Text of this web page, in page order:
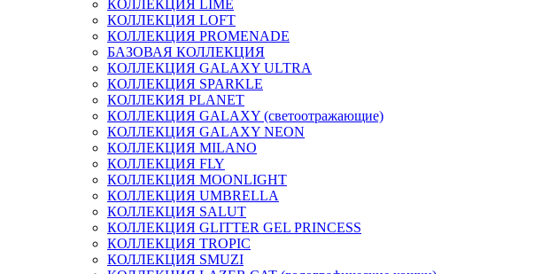
КОЛЛЕКЦИЯ LIME
КОЛЛЕКЦИЯ LOFT
КОЛЛЕКЦИЯ PROMENADE
БАЗОВАЯ КОЛЛЕКЦИЯ
КОЛЛЕКЦИЯ GALAXY ULTRA
КОЛЛЕКЦИЯ SPARKLE
КОЛЛЕКИЯ PLANET
КОЛЛЕКЦИЯ GALAXY (светоотражающие)
КОЛЛЕКЦИЯ GALAXY NEON
КОЛЛЕКЦИЯ MILANO
КОЛЛЕКЦИЯ FLY
КОЛЛЕКЦИЯ MOONLIGHT
КОЛЛЕКЦИЯ UMBRELLA
КОЛЛЕКЦИЯ SALUT
КОЛЛЕКЦИЯ GLITTER GEL PRINCESS
КОЛЛЕКЦИЯ TROPIC
КОЛЛЕКЦИЯ SMUZI